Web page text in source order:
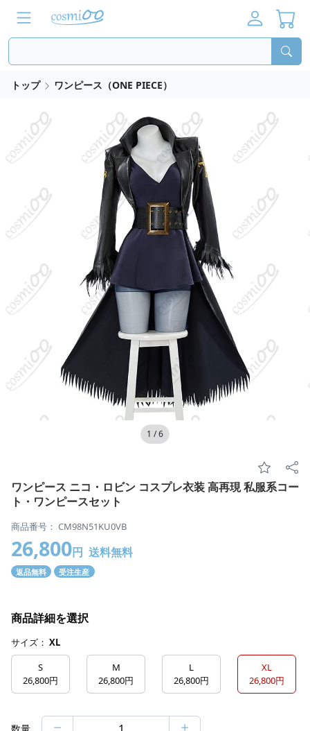
トップ ワンピース（ONE PIECE）
1 /6
ワンピース ニコ・ロビン コスプレ衣装 高再現 私服系コー
ト・ワンピースセット
商品番号： CM98N51KU0VB
26,800円 送料無料
返品無料 受注生産
商品詳細を選択
サイズ： XL
S
26,800円
M
26,800円
L
26,800円
XL
26,800円